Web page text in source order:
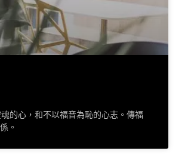
的心，和不以福音為恥的心志。傳福
。